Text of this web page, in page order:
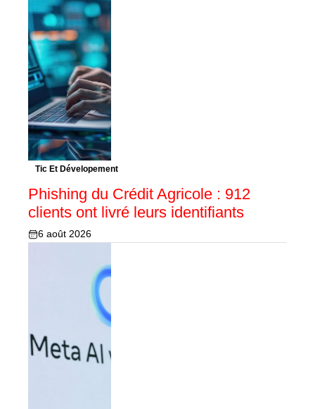
Tic Et Dévelopement
Phishing du Crédit Agricole : 912
clients ont livré leurs identifiants
6 août 2026